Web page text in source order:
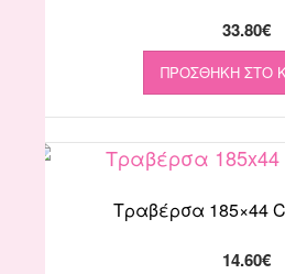
33.80€
ΠΡΟΣΘΉΚΗ ΣΤΟ
Τραβέρσα 185×44
14.60€